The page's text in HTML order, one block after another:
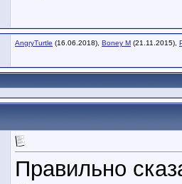
AngryTurtle (16.06.2018), Boney M (21.11.2015),
Правильно